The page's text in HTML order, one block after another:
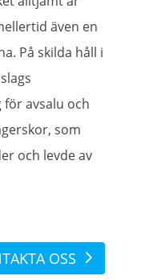
även en
På skilda håll i
avsalu och
som
och levde av
OSS